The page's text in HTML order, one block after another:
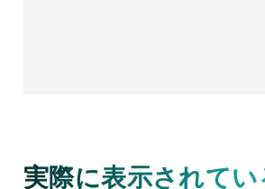
実際に表示されて